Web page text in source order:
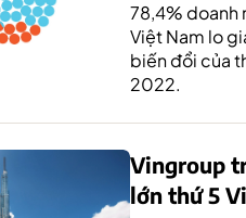
78,4% doanh
Việt Nam lo
biến đổi của
2022.
Vingroup
lớn thứ 5